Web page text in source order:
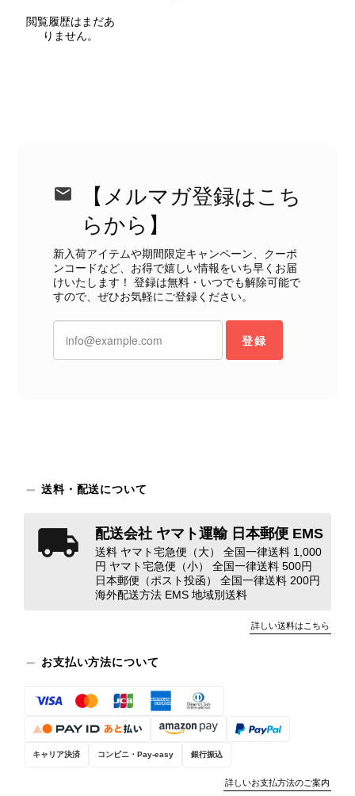
外装内装ともにAランクの商品を購入しました。 しかし、実際に
届いた商品は、写真には写っていない内側の蛇腹部分と全面ポケ
断できない状態の商品が届きとても残念です。 決して安い買い物
ではなかったため、ショックも大きかったです。 私は今後こちら
で購入することはないですが、同じような思いをする購入者が出
て写真や説明で分かるよう改善していただきたいです。
この度は、楽しみにお待ちいただいた
商品で、衛生面へのご不安を含め、残
念な思いをおかけしましたこと、心よ
りお詫び申し上げます。お受け取りに
観の印象だけで商品の状態全体を判断
れやダメージは、写真や商品説明に反
映しております。 ご不快な思いをさ
れた中で、率直なご意見をお寄せいた
だきましたことに感謝申し上げます。
今回のご指摘を重く受け止め、まずは
商品の状態を丁寧に確認させていただ
きます。 掲載内容では分からない状
時の見落としとして真摯に受け止め、
検品方法と状態の伝え方を改めて見直
し、全スタッフで共有してまいりま
す。 オンラインでも安心して商品を
態確認とご案内に努めてまいります。
閲覧履歴はまだあ
りません。
【メルマガ登録はこち
らから】
新入荷アイテムや期間限定キャンペーン、クーポ
ンコードなど、お得で嬉しい情報をいち早くお届
けいたします！ 登録は無料・いつでも解除可能で
すので、ぜひお気軽にご登録ください。
登録
送料・配送について
配送会社 ヤマト運輸 日本郵便 EMS
送料 ヤマト宅急便（大） 全国一律送料 1,000
円 ヤマト宅急便（小） 全国一律送料 500円
日本郵便（ポスト投函） 全国一律送料 200円
海外配送方法 EMS 地域別送料
詳しい送料はこちら
お支払い方法について
キャリア決済 コンビニ・Pay-easy 銀行振込
詳しいお支払方法のご案内